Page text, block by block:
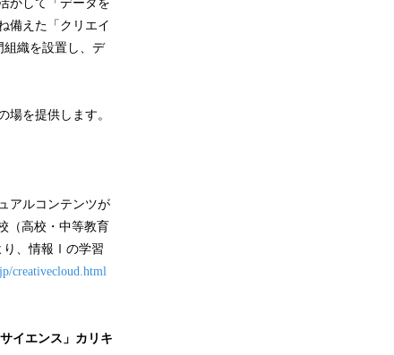
かして「データを
備えた「クリエイ
組織を設置し、デ
場を提供します。
アルコンテンツが
（高校・中等教育
り、情報Ⅰの学習
creativecloud.html
イエンス」カリキ